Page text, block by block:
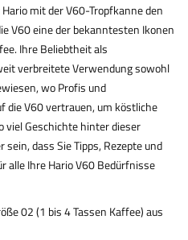
mit der V60-Tropfkanne den
V60 eine der bekanntesten Ikonen
Ihre Beliebtheit als
verbreitete Verwendung sowohl
wo Profis und
die V60 vertrauen, um köstliche
viel Geschichte hinter dieser
dass Sie Tipps, Rezepte und
alle Ihre Hario V60 Bedürfnisse
02 (1 bis 4 Tassen Kaffee) aus